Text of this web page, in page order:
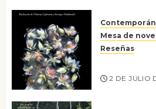
Mesa de
Reseñas
2 DE JULIO